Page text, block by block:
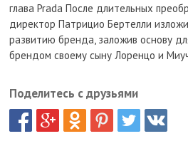
глава Prada После длительных
директор Патрицио Бертелли
развитию бренда, заложив основу
брендом своему сыну Лоренцо и
Поделитесь с друзьями